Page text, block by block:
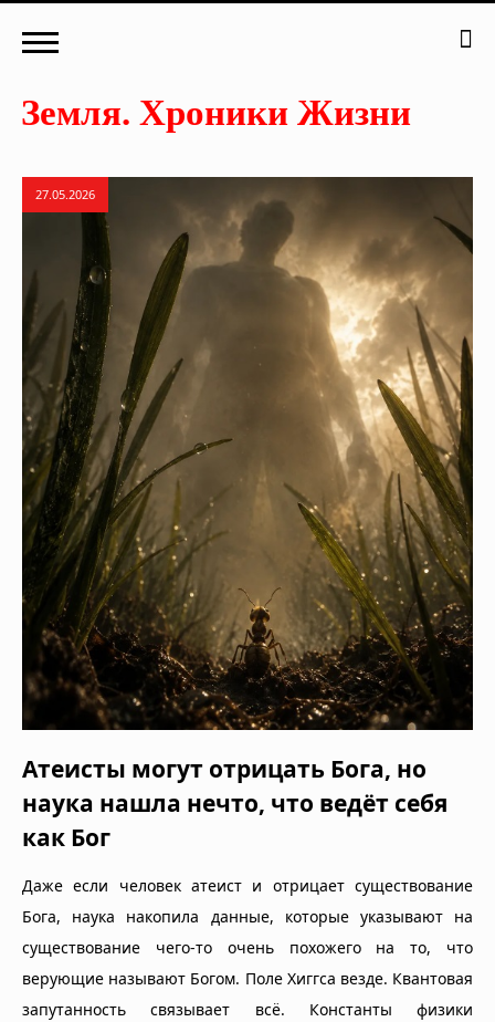
27.05.2026
Атеисты могут отрицать Бога, но
наука нашла нечто, что ведёт себя
как Бог
Даже если человек атеист и отрицает существование
Бога, наука накопила данные, которые указывают на
существование чего-то очень похожего на то, что
верующие называют Богом. Поле Хиггса везде. Квантовая
запутанность связывает всё. Константы физики